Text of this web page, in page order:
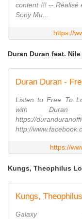
content !!! -- Réalisé
Sony Mu...
https://
Duran Duran feat.
Listen to Free To
with Duran
https://
http://
https://
Kungs, Theophilus
Kungs,